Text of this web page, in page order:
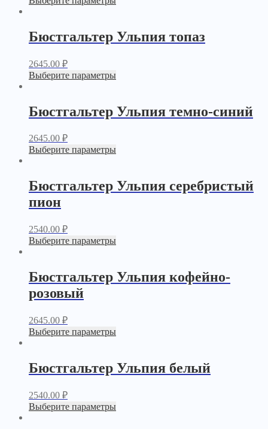
Бюстгальтер Ульпия топаз
2645.00 ₽
Выберите параметры
Бюстгальтер Ульпия темно-синий
2645.00 ₽
Выберите параметры
Бюстгальтер Ульпия серебристый
пион
2540.00 ₽
Выберите параметры
Бюстгальтер Ульпия кофейно-
розовый
2645.00 ₽
Выберите параметры
Бюстгальтер Ульпия белый
2540.00 ₽
Выберите параметры